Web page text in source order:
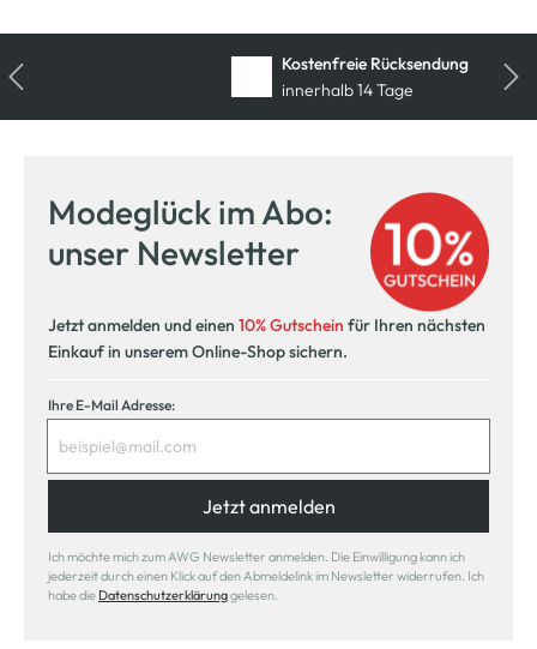
Kostenfreie Rücksendung
innerhalb 14 Tage
Modeglück im Abo:
unser Newsletter
Jetzt anmelden und einen 10% Gutschein für Ihren nächsten
Einkauf in unserem Online-Shop sichern.
Ihre E-Mail Adresse:
Jetzt anmelden
Ich möchte mich zum AWG Newsletter anmelden. Die Einwilligung kann ich
jederzeit durch einen Klick auf den Abmeldelink im Newsletter widerrufen. Ich
habe die Datenschutzerklärunggelesen.